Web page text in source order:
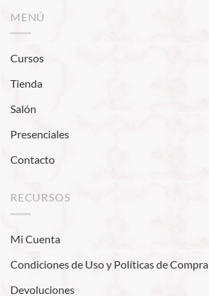
MENÚ
Cursos
Tienda
Salón
Presenciales
Contacto
RECURSOS
Mi Cuenta
Condiciones de Uso y Políticas de Compra
Devoluciones